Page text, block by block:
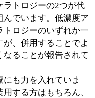
時間
blue Inc.